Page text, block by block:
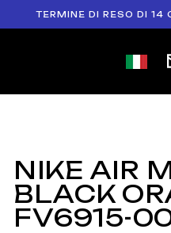
TERMINE DI RESO DI 14 GIORNI
NIKE AIR
BLACK
FV6915-